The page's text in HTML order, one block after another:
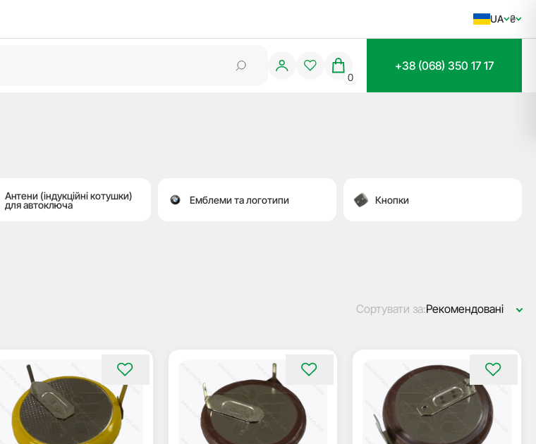
UA ₴
0
+38 (068) 350 17 17
Антени (індукційні котушки)
для автоключа Емблеми та логотипи Кнопки
Сортувати за:Рекомендовані